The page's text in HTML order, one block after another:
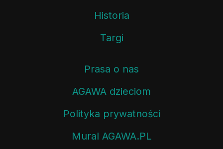
Historia
Targi
Prasa o nas
AGAWA dzieciom
Polityka prywatności
Mural AGAWA.PL